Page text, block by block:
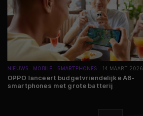
NIEUWS MOBILE SMARTPHONES 14 MAART 2026
OPPO lanceert budgetvriendelijke A6-
smartphones met grote batterij